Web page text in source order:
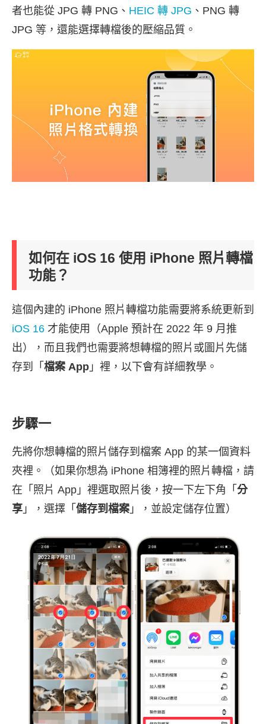
者也能從 JPG 轉 PNG、 HEIC 轉 JPG 、PNG 轉
JPG 等，還能選擇轉檔後的壓縮品質。
如何在 iOS 16 使用 iPhone 照片轉檔
功能？
這個內建的 iPhone 照片轉檔功能需要將系統更新到
iOS 16 才能使用（Apple 預計在 2022 年 9 月推
出），而且我們也需要將想轉檔的照片或圖片先儲
存到「 檔案 App 」裡，以下會有詳細教學。
步驟一
先將你想轉檔的照片儲存到檔案 App 的某一個資料
夾裡。（如果你想為 iPhone 相簿裡的照片轉檔，請
在「照片 App」裡選取照片後，按一下左下角「 分
享 」，選擇「 儲存到檔案 」，並設定儲存位置）